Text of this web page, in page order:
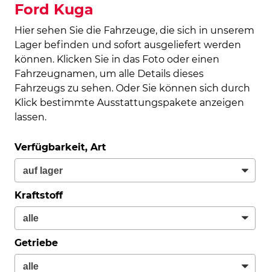
Ford Kuga
Hier sehen Sie die Fahrzeuge, die sich in unserem
Lager befinden und sofort ausgeliefert werden
können. Klicken Sie in das Foto oder einen
Fahrzeugnamen, um alle Details dieses
Fahrzeugs zu sehen. Oder Sie können sich durch
Klick bestimmte Ausstattungspakete anzeigen
lassen.
Verfügbarkeit, Art
Kraftstoff
Getriebe